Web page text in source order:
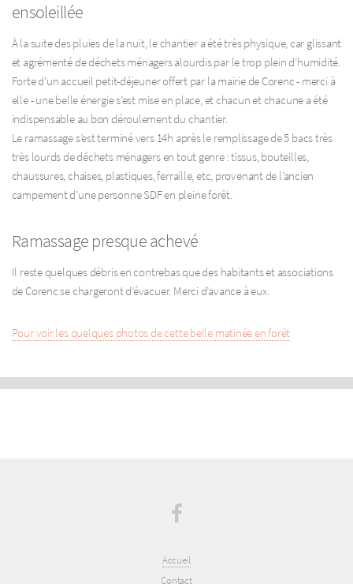
ensoleillée
À la suite des pluies de la nuit, le chantier a été très physique, car glissant
et agrémenté de déchets ménagers alourdis par le trop plein d’humidité.
Forte d’un accueil petit-déjeuner offert par la mairie de Corenc - merci à
elle - une belle énergie s’est mise en place, et chacun et chacune a été
indispensable au bon déroulement du chantier.
Le ramassage s’est terminé vers 14h après le remplissage de 5 bacs très
très lourds de déchets ménagers en tout genre : tissus, bouteilles,
chaussures, chaises, plastiques, ferraille, etc, provenant de l’ancien
campement d’une personne SDF en pleine forêt.
Ramassage presque achevé
Il reste quelques débris en contrebas que des habitants et associations
de Corenc se chargeront d’évacuer. Merci d’avance à eux.
Pour voir les quelques photos de cette belle matinée en forêt
Accueil
Contact